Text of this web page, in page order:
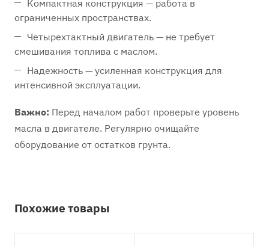
Компактная конструкция — работа в
ограниченных пространствах.
Четырехтактный двигатель — не требует
смешивания топлива с маслом.
Надежность — усиленная конструкция для
интенсивной эксплуатации.
Важно: Перед началом работ проверьте уровень
масла в двигателе. Регулярно очищайте
оборудование от остатков грунта.
Похожие товары